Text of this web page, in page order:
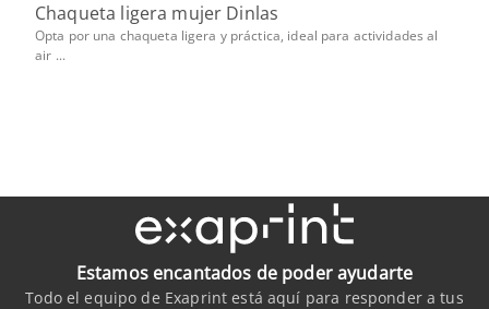
Chaqueta ligera mujer Dinlas
Opta por una chaqueta ligera y práctica, ideal para actividades al
air ...
Estamos encantados de poder ayudarte
Todo el equipo de Exaprint está aquí para responder a tus